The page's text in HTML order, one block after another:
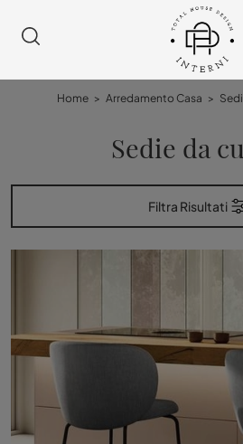
Home > Arredamento Casa >
Sedie da
Filtra Risultati